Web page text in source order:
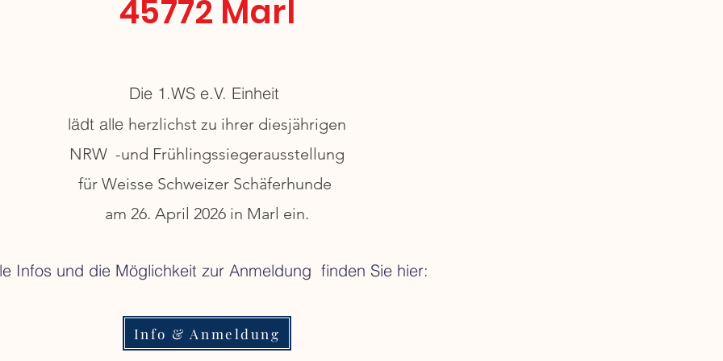
45772 Marl
Die 1.WS e.V. Einheit
lädt alle herzlichst zu ihrer diesjährigen
NRW -und Frühlingssiegerausstellung
für Weisse Schweizer Schäferhunde
am 26. April 2026 in Marl ein.
Infos und die Möglichkeit zur Anmeldung finden Sie hier:
Info & Anmeldung